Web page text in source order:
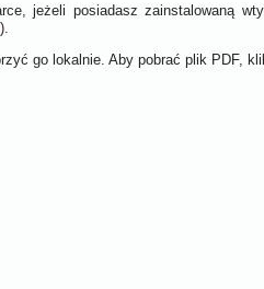
jeżeli posiadasz zainstalowaną
).
go lokalnie. Aby pobrać plik PDF,